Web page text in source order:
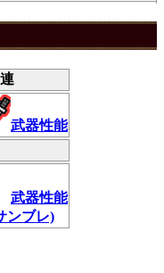
武器性能
武器性能
ンブレ)